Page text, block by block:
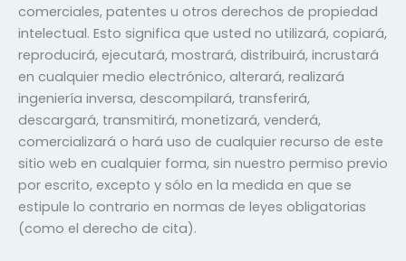
comerciales, patentes u otros derechos de propiedad
intelectual. Esto significa que usted no utilizará, copiará,
reproducirá, ejecutará, mostrará, distribuirá, incrustará
en cualquier medio electrónico, alterará, realizará
ingeniería inversa, descompilará, transferirá,
descargará, transmitirá, monetizará, venderá,
comercializará o hará uso de cualquier recurso de este
sitio web en cualquier forma, sin nuestro permiso previo
por escrito, excepto y sólo en la medida en que se
estipule lo contrario en normas de leyes obligatorias
(como el derecho de cita).